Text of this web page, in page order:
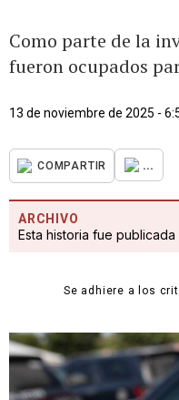
Como parte de la
fueron ocupados
13 de noviembre de 2025 -
COMPARTIR ...
ARCHIVO
Esta historia fue
Se adhiere a los